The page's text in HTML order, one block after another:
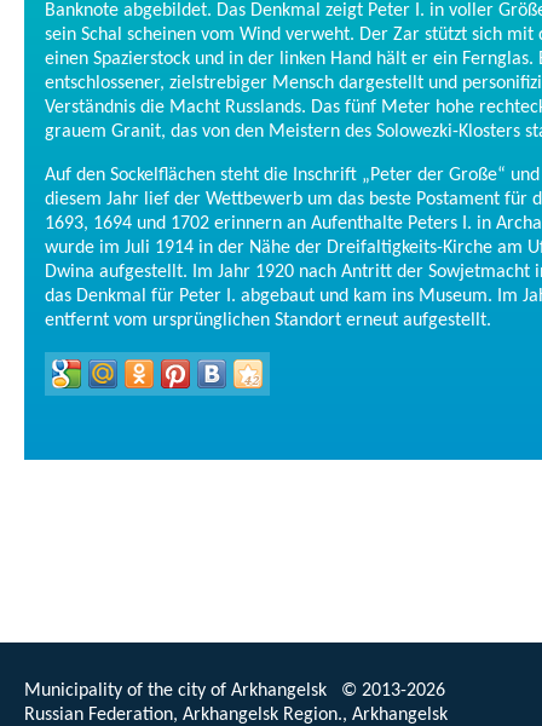
Banknote abgebildet. Das Denkmal zeigt Peter I. in voller
sein Schal scheinen vom Wind verweht. Der Zar stützt sich
einen Spazierstock und in der linken Hand hält er ein Fernglas.
entschlossener, zielstrebiger Mensch dargestellt und
Verständnis die Macht Russlands. Das fünf Meter hohe
grauem Granit, das von den Meistern des Solowezki-Klosters
Auf den Sockelflächen steht die Inschrift „Peter der Große“
diesem Jahr lief der Wettbewerb um das beste Postament für
1693, 1694 und 1702 erinnern an Aufenthalte Peters I. in
wurde im Juli 1914 in der Nähe der Dreifaltigkeits-Kirche am
Dwina aufgestellt. Im Jahr 1920 nach Antritt der Sowjetmacht
das Denkmal für Peter I. abgebaut und kam ins Museum. Im
entfernt vom ursprünglichen Standort erneut aufgestellt.
Municipality of the city of Arkhangelsk © 2013-2026
Russian Federation, Arkhangelsk Region., Arkhangelsk